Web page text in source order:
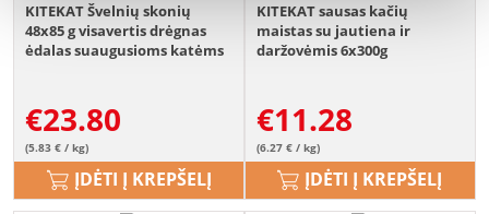
KITEKAT Švelnių skonių
48x85 g visavertis drėgnas
ėdalas suaugusioms katėms
€23.80
(5.83 € / kg)
ĮDĖTI Į KREPŠELĮ
KITEKAT sausas kačių
maistas su jautiena ir
daržovėmis 6x300g
€11.28
(6.27 € / kg)
ĮDĖTI Į KREPŠELĮ